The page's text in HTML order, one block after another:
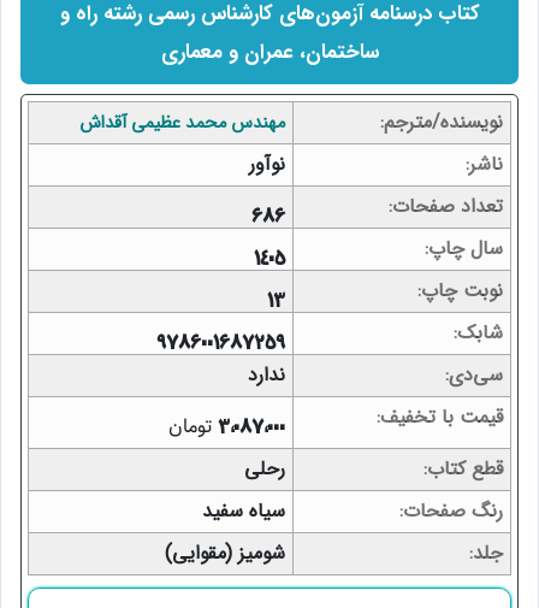
کتاب درسنامه آزمون‌های کارشناس رسمی رشته راه و
ساختمان، عمران و معماری
نویسنده/مترجم مهندس محمد عظیمی آقداش
ناشر
نوآور
تعداد صفحات
686
سال چاپ 1405
نوبت چاپ 13
شابک 9786001687259
سی‌دی
ندارد
قیمت با تخفیف
3,087,000 تومان
قطع کتاب
رحلی
رنگ صفحات
سیاه سفید
جلد
شومیز (مقوایی)